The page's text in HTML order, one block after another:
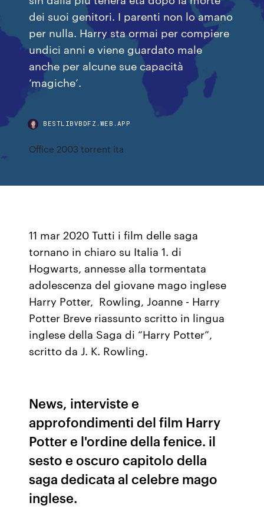
dei suoi genitori. I parenti non lo amano
per nulla. Harry sta ormai per compiere
undici anni e viene guardato male
anche per alcune sue capacità
‘magiche’.
BESTLIBVBDFZ.WEB.APP
Office 2003 torrent ita
11 mar 2020 Tutti i film delle saga
tornano in chiaro su Italia 1. di
Hogwarts, annesse alla tormentata
adolescenza del giovane mago inglese
Harry Potter, Rowling, Joanne - Harry
Potter Breve riassunto scritto in lingua
inglese della Saga di “Harry Potter”,
scritto da J. K. Rowling.
News, interviste e
approfondimenti del film Harry
Potter e l'ordine della fenice. il
sesto e oscuro capitolo della
saga dedicata al celebre mago
inglese.